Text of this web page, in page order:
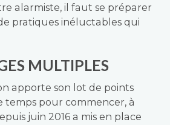
alarmiste, il faut se préparer
pratiques inéluctables qui
MULTIPLES
apporte son lot de points
temps pour commencer, à
juin 2016 a mis en place